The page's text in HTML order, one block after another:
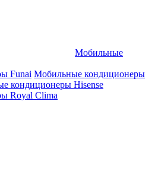
Мобильные
Funai Мобильные кондиционеры
кондиционеры Hisense
Royal Clima